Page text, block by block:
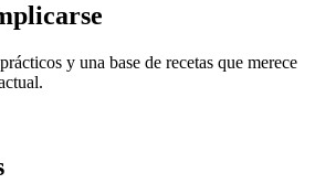
y una base de recetas que merece